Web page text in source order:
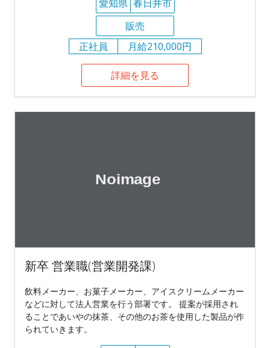
愛知県 春日井市
販売
正社員
月給210,000円
詳細を見る
新卒 営業職(営業開発課)
飲料メーカー、お菓子メーカー、アイスクリームメーカー
などに対して法人営業を行う部署です。 提案が採用され
ることであいやの抹茶、その他のお茶を使用した製品が作
られていきます。